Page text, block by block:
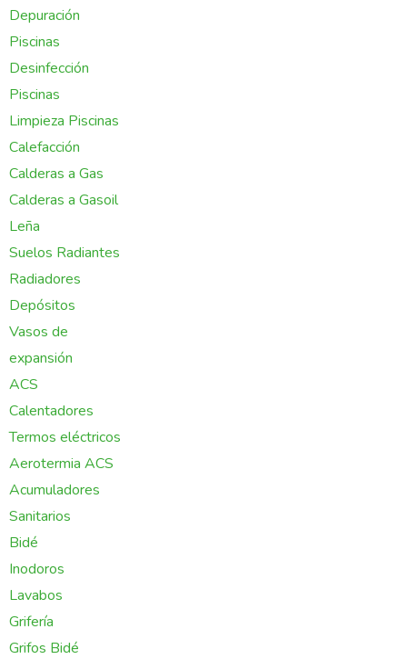
Depuración
Piscinas
Desinfección
Piscinas
Limpieza Piscinas
Calefacción
Calderas a Gas
Calderas a Gasoil
Leña
Suelos Radiantes
Radiadores
Depósitos
Vasos de
expansión
ACS
Calentadores
Termos eléctricos
Aerotermia ACS
Acumuladores
Sanitarios
Bidé
Inodoros
Lavabos
Grifería
Grifos Bidé